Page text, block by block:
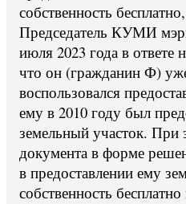
собственность
Председатель КУМИ
июля 2023 года в ответе
что он (гражданин Ф)
воспользовался
ему в 2010 году был
земельный участок. При
документа в форме
в предоставлении ему
собственность